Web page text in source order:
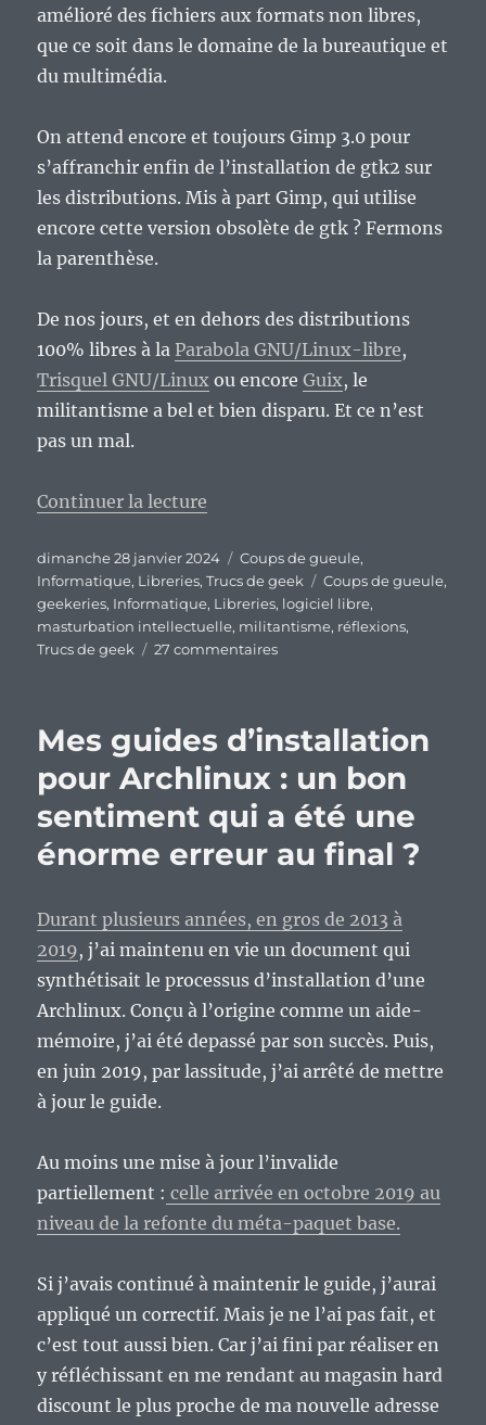
amélioré des fichiers aux formats non libres,
que ce soit dans le domaine de la bureautique et
du multimédia.
On attend encore et toujours Gimp 3.0 pour
s’affranchir enfin de l’installation de gtk2 sur
les distributions. Mis à part Gimp, qui utilise
encore cette version obsolète de gtk ? Fermons
la parenthèse.
De nos jours, et en dehors des distributions
100% libres à la Parabola GNU/Linux-libre,
Trisquel GNU/Linux ou encoreGuix, le
militantisme a bel et bien disparu. Et ce n’est
pas un mal.
Continuer la lecture
Publié
le
dimanche 28 janvier 2024 Catégories
Coups de gueule,
Informatique, Libreries,Trucs de geek Étiquettes
Coups de gueule,
geekeries, Informatique, Libreries, logiciel libre,
masturbation intellectuelle, militantisme, réflexions,
Trucs de geek
27 commentairessur
acte
devenu
un
choix
parmi
Mes guides d’installation
pour Archlinux : un bon
sentiment qui a été une
énorme erreur au final ?
Durant plusieurs années, en gros de 2013 à
2019, j’ai maintenu en vie un document qui
synthétisait le processus d’installation d’une
Archlinux. Conçu à l’origine comme un aide-
mémoire, j’ai été depassé par son succès. Puis,
en juin 2019, par lassitude, j’ai arrêté de mettre
à jour le guide.
Au moins une mise à jour l’invalide
partiellement : celle arrivée en octobre 2019 au
niveau de la refonte du méta-paquet base.
Si j’avais continué à maintenir le guide, j’aurai
appliqué un correctif. Mais je ne l’ai pas fait, et
c’est tout aussi bien. Car j’ai fini par réaliser en
y réfléchissant en me rendant au magasin hard
discount le plus proche de ma nouvelle adresse